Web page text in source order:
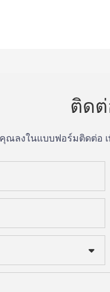
ติดต่
ลงในแบบฟอร์มติดต่อ